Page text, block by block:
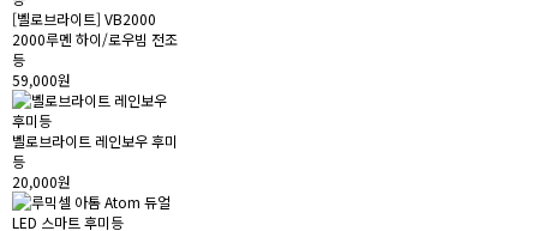
[벨로브라이트] VB2000
2000루멘 하이/로우빔 전조
등
59,000원
벨로브라이트 레인보우 후미
등
20,000원